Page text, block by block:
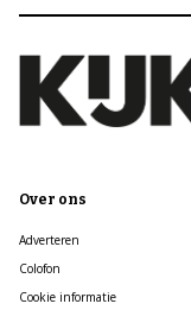
Over ons
Adverteren
Colofon
Cookie informatie